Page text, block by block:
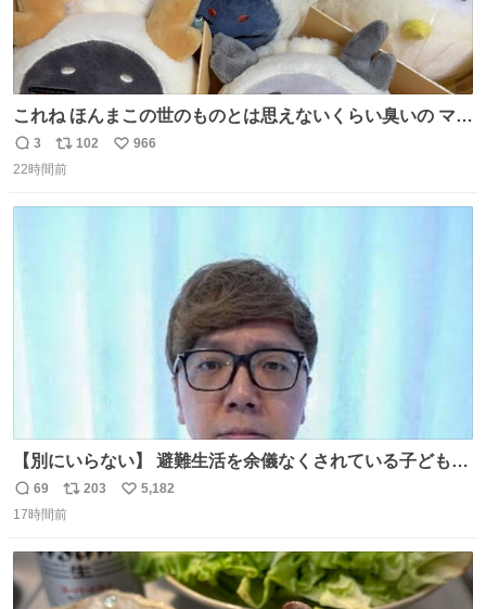
これね ほんまこの世のものとは思えないくらい臭いの マジ
で、死ぬほど、臭い 中に入ってる謎スクイーズのせいなん
だけど
返
信
3
リ
ポ
102
い
966
22時間前
【別にいらない】 避難生活を余儀なくされている子どもた
ちのためにヒカキンボックス1000個を寄付させていただき
ました
返
信
69
リ
ポ
ト
数
203
い
5,182
17時間前